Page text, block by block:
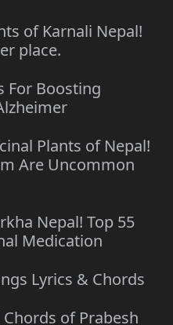
of Karnali Nepal!
place.
For Boosting
Plants of Nepal!
Are Uncommon
Nepal! Top 55
Medication
Lyrics & Chords
of Prabesh